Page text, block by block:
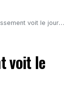
voit le jour à Angers.
voit le